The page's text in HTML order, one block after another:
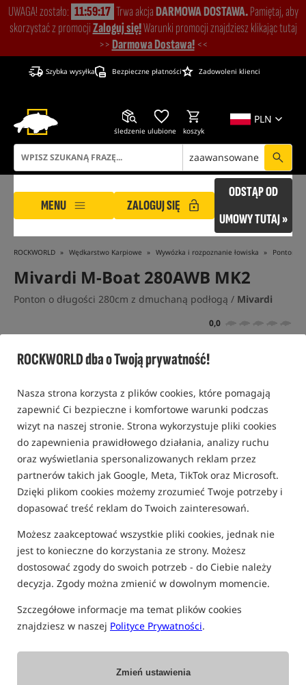
ROCKWORLD dba o Twoją prywatność!
Nasza strona korzysta z plików cookies, które pomagają
zapewnić Ci bezpieczne i komfortowe warunki podczas
wizyt na naszej stronie. Strona wykorzystuje pliki cookies
do zapewnienia prawidłowego działania, analizy ruchu
oraz wyświetlania spersonalizowanych reklam przez
partnerów takich jak Google, Meta, TikTok oraz Microsoft.
Dzięki plikom cookies możemy zrozumieć Twoje potrzeby i
dopasować treść reklam do Twoich zainteresowań.
Możesz zaakceptować wszystkie pliki cookies, jednak nie
jest to konieczne do korzystania ze strony. Możesz
dostosować zgody do swoich potrzeb - do Ciebie należy
decyzja. Zgody można zmienić w dowolnym momencie.
Szczegółowe informacje ma temat plików cookies
znajdziesz w naszej Polityce Prywatności.
Zmień ustawienia
UWAGA! zostało: 11:59:17 Trwa akcjaDARMOWA DOSTAWA.Pamiętaj, aby
skorzystać z promocjiZaloguj się!Warunki promocji znajdziesz klikając tutaj
>>Darmowa Dostawa! <<
Szybka wysyłka Bezpieczne płatności Zadowoleni klienci
PLN
śledzenie ulubione koszyk
zaawansowane
MENU ZALOGUJ SIĘ
ODSTĄP OD
UMOWY TUTAJ »
ROCKWORLD Wędkarstwo Karpiowe Wywózka i rozpoznanie łowiska Pontony
Mivardi M-Boat 280AWB MK2
Ponton o długości 280cm z dmuchaną podłogą / Mivardi
0,0
Bestseller!